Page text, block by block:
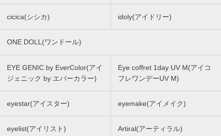
cicica(シシカ) idoly(アイドリー)
ONE DOLL(ワンドール)
EYE GENIC by EverColor(アイ
ジェニック by エバーカラー)
Eye coffret 1day UV M(アイコ
フレワンデーUV M)
eyestar(アイスター) eyemake(アイメイク)
eyelist(アイリスト) Artiral(アーティラル)